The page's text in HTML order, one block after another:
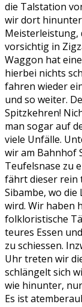
die Talstation
wir dort
Meisterleistung,
vorsichtig in
Waggon hat
hierbei nichts
fahren wieder
und so weiter.
Spitzkehren!
man sogar auf
viele Unfälle.
wir am Bahnhof
Teufelsnase zu
fährt dieser rein
Sibambe, wo die
wird. Wir haben
folkloristische
teures Essen
zu schiessen.
Uhr treten wir
schlängelt sich
wie hinunter,
Es ist